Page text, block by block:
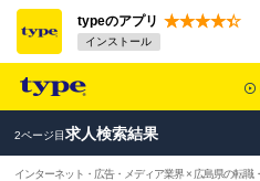
typeのアプリ
インストール
2ページ目求人検索結果
インターネット・広告・メディア業界 × 広島県の転職